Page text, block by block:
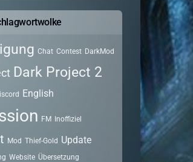
Chat Contest DarkMod
Dark Project 2
English
FM Inoffiziel
Mod Thief-Gold Update
Website Übersetzung